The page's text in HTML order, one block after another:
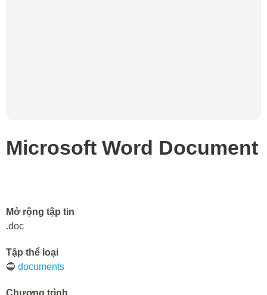
Microsoft Word Document
Mở rộng tập tin
.doc
Tập thể loại
🔵 documents
Chương trình